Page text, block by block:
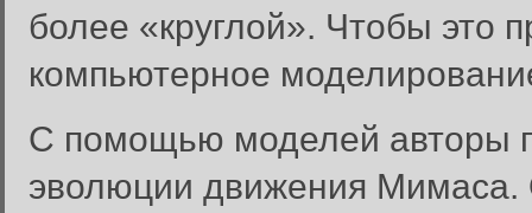
более «круглой». Чтобы это
компьютерное
С помощью моделей авторы
эволюции движения Мимаса.